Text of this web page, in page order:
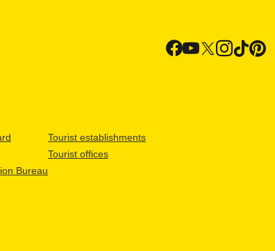
Bureau
Tourist establishments
Tourist offices